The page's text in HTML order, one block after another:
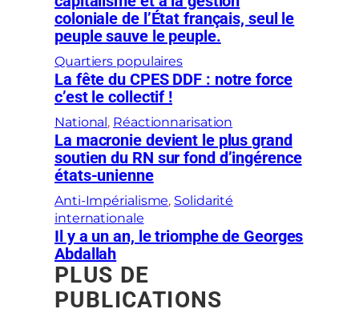
coloniale de l’État français, seul le
peuple sauve le peuple.
Quartiers populaires
La fête du CPES DDF : notre force
c’est le collectif !
National , Réactionnarisation
La macronie devient le plus grand
soutien du RN sur fond d’ingérence
états-unienne
Anti-Impérialisme, Solidarité
internationale
Il y a un an, le triomphe de Georges
Abdallah
PLUS DE
PUBLICATIONS